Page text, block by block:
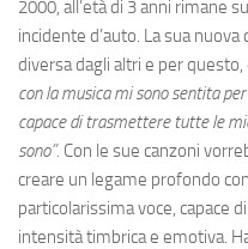
2000, all’età di 3 anni rimane
incidente d’auto. La sua
diversa dagli altri e per questo,
con la musica mi sono sentita
capace di trasmettere tutte le
sono”. Con le sue canzoni
creare un legame profondo
particolarissima voce, capace
intensità timbrica e emotiva.